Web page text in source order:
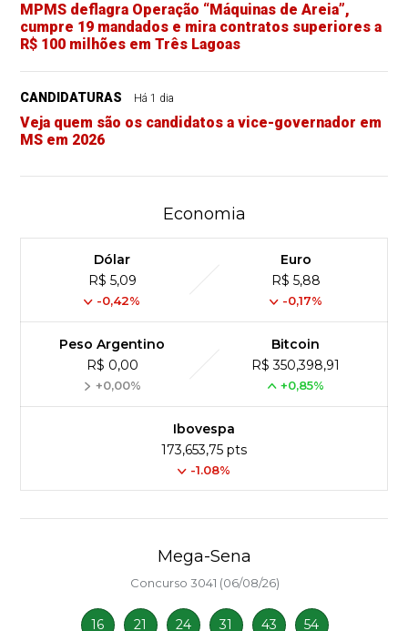
MPMS deflagra Operação “Máquinas de Areia”,
cumpre 19 mandados e mira contratos superiores a
R$ 100 milhões em Três Lagoas
CANDIDATURAS Há 1 dia
Veja quem são os candidatos a vice-governador em
MS em 2026
Economia
Dólar
R$ 5,09
-0,42%
Euro
R$ 5,88
-0,17%
Peso Argentino
R$ 0,00
+0,00%
Bitcoin
R$ 350,398,91
+0,85%
Ibovespa
173,653,75 pts
-1.08%
Mega-Sena
Concurso 3041 (06/08/26)
16 21 24 31 43 54